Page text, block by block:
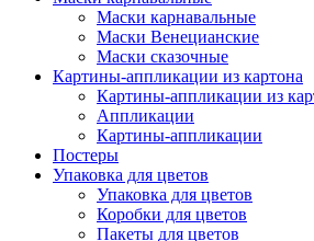
Маски карнавальные
Маски Венецианские
Маски сказочные
Картины-аппликации из картона
Картины-аппликации из
Аппликации
Картины-аппликации
Постеры
Упаковка для цветов
Упаковка для цветов
Коробки для цветов
Пакеты для цветов